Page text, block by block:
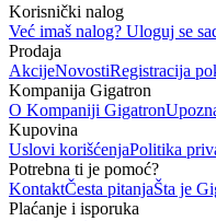
Korisnički nalog
Već imaš nalog? Uloguj se
Prodaja
AkcijeNovostiRegistracija
Kompanija Gigatron
O Kompaniji Gigatron
Kupovina
Uslovi korišćenjaPolitika
Potrebna ti je pomoć?
KontaktČesta pitanjaŠta je
Plaćanje i isporuka